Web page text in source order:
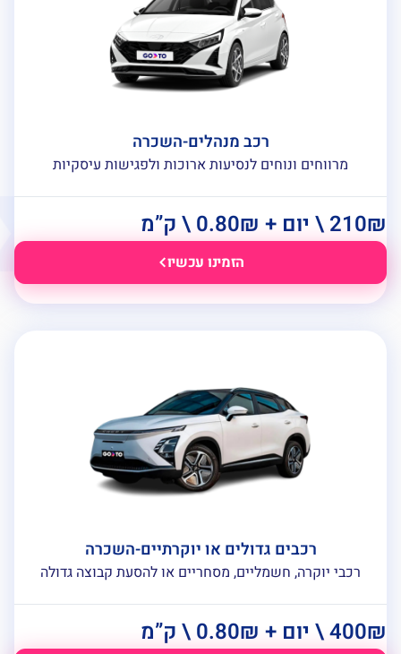
רכב מנהלים-השכרה
מרווחים ונוחים לנסיעות ארוכות ולפגישות עיסקיות
יום + 0.80₪ \ ק”מ
הזמינו עכשיו
רכבים גדולים או יוקרתיים-השכרה
רכבי יוקרה, חשמליים, מסחריים או להסעת קבוצה גדולה
יום + 0.80₪ \ ק”מ